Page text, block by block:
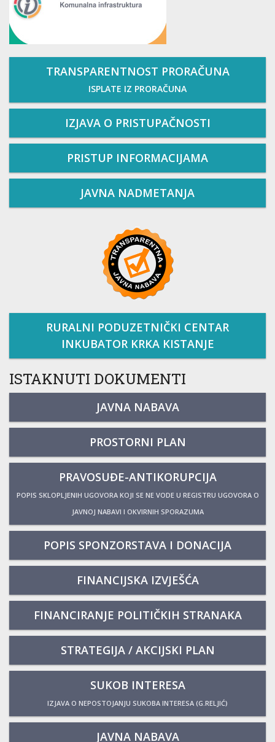
TRANSPARENTNOST PRORAČUNA
ISPLATE IZ PRORAČUNA
IZJAVA O PRISTUPAČNOSTI
PRISTUP INFORMACIJAMA
JAVNA NADMETANJA
RURALNI PODUZETNIČKI CENTAR
INKUBATOR KRKA KISTANJE
ISTAKNUTI DOKUMENTI
JAVNA NABAVA
PROSTORNI PLAN
PRAVOSUĐE-ANTIKORUPCIJA
POPIS SKLOPLJENIH UGOVORA KOJI SE NE VODE U REGISTRU UGOVORA O
JAVNOJ NABAVI I OKVIRNIH SPORAZUMA
POPIS SPONZORSTAVA I DONACIJA
FINANCIJSKA IZVJEŠĆA
FINANCIRANJE POLITIČKIH STRANAKA
STRATEGIJA / AKCIJSKI PLAN
SUKOB INTERESA
IZJAVA O NEPOSTOJANJU SUKOBA INTERESA (G.RELJIĆ)
JAVNA NABAVA